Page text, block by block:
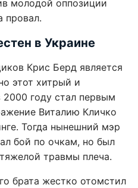
молодой оппозиции
провал.
в Украине
Крис Берд является
этот хитрый и
году стал первым
Виталию Кличко
Тогда нынешний мэр
бой по очкам, но был
травмы плеча.
брата жестко отомстил